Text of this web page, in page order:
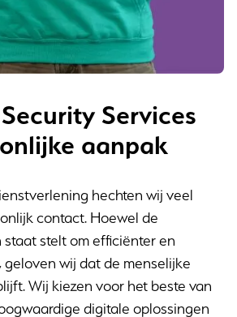
Services
aanpak
hechten wij veel
contact. Hoewel de
stelt om efficiënter en
wij dat de menselijke
Wij kiezen voor het beste van
digitale oplossingen